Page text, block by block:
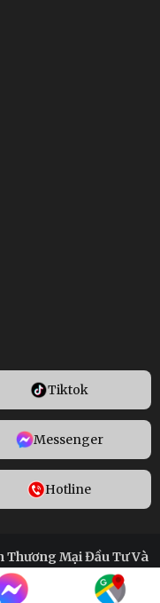
Tiktok
Messenger
Hotline
Thương Mại Đầu Tư Và
Design by i-web.vn